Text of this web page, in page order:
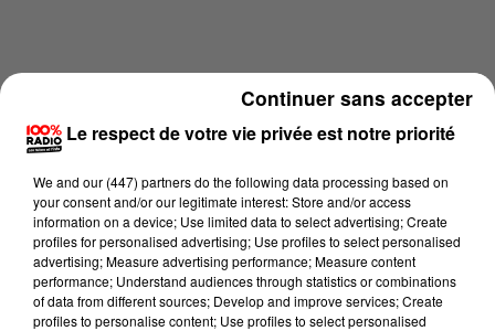
Le respect de votre vie privée est notre priorité
We and our (447) partnersdo the following data processing based on
your consent and/or our legitimate interest: Store and/or access
information on a device; Use limited data to select advertising; Create
profiles for personalised advertising; Use profiles to select personalised
advertising; Measure advertising performance; Measure content
performance; Understand audiences through statistics or combinations
of data from different sources; Develop and improve services; Create
profiles to personalise content; Use profiles to select personalised
Continuer sans accepter